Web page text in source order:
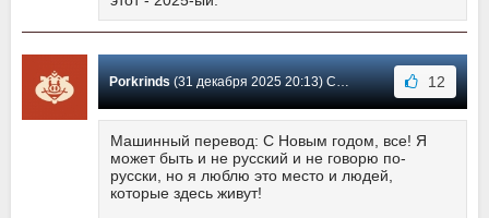
Porkrinds(31 декабря 2025 20:13) Сообщение #42 12
Машинный перевод: С Новым годом, все! Я
может быть и не русский и не говорю по-
русски, но я люблю это место и людей,
которые здесь живут!